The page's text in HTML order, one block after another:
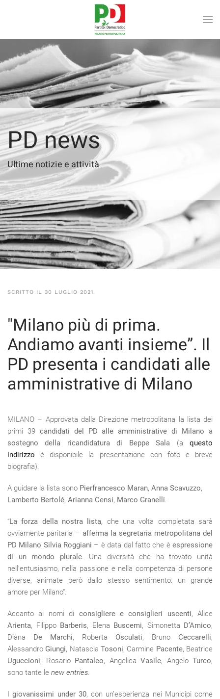
PD news
Ultime notizie e attività
SCRITTO IL 30 LUGLIO 2021.
"Milano più di prima.
Andiamo avanti insieme”. Il
PD presenta i candidati alle
amministrative di Milano
MILANO – Approvata dalla Direzione metropolitana la lista dei
primi 39 candidati del PD alle amministrative di Milano a
sostegno della ricandidatura di Beppe Sala (aquesto
indirizzo è disponibile la presentazione con foto e breve
biografia).
A guidare la lista sono Pierfrancesco Maran, Anna Scavuzzo,
Lamberto Bertolé, Arianna Censi, Marco Granelli.
“La forza della nostra lista, che una volta completata sarà
ovviamente paritaria – afferma la segretaria metropolitana del
PD Milano Silvia Roggiani – è data dal fatto che èespressione
di un mondo plurale. Una diversità che ha trovato unità
nell’entusiasmo, nella passione e nella competenza di persone
diverse, animate però dallo stesso sentimento: un grande
amore per Milano".
Accanto ai nomi di consigliere e consiglieri uscenti, Alice
Arienta, Filippo Barberis, Elena Buscemi, Simonetta D’Amico,
Diana De Marchi, Roberta Osculati, Bruno Ceccarelli,
Alessandro Giungi, NatasciaTosoni, Carmine Pacente, Beatrice
Uguccioni, Rosario Pantaleo, Angelica Vasile, Angelo Turco,
sono tante le new entries.
Igiovanissimi under 30, con un’esperienza nei Municipi come